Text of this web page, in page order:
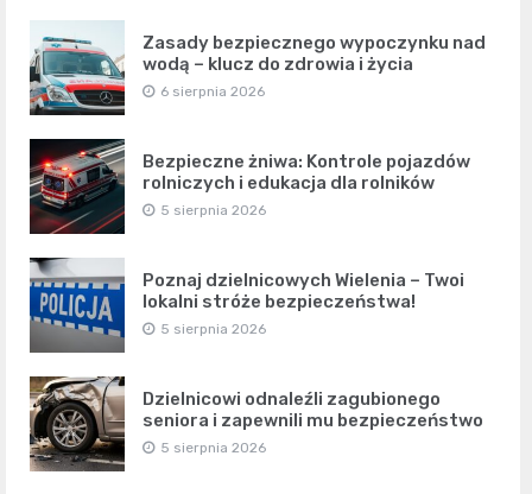
Zasady bezpiecznego wypoczynku nad
wodą – klucz do zdrowia i życia
6 sierpnia 2026
Bezpieczne żniwa: Kontrole pojazdów
rolniczych i edukacja dla rolników
5 sierpnia 2026
Poznaj dzielnicowych Wielenia – Twoi
lokalni stróże bezpieczeństwa!
5 sierpnia 2026
Dzielnicowi odnaleźli zagubionego
seniora i zapewnili mu bezpieczeństwo
5 sierpnia 2026